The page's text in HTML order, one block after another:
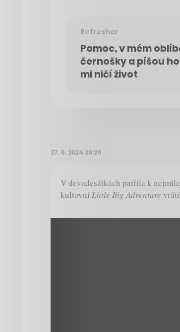
Refresher
Pomoc, v mém
černošky a píšou
mi ničí život
27. 6. 2024 20:20
V devadesátkách patřila k
kultovníLittle Big Adventure